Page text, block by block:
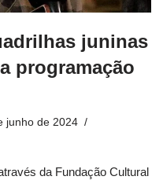
juninas
programação
junho de 2024
da Fundação Cultural